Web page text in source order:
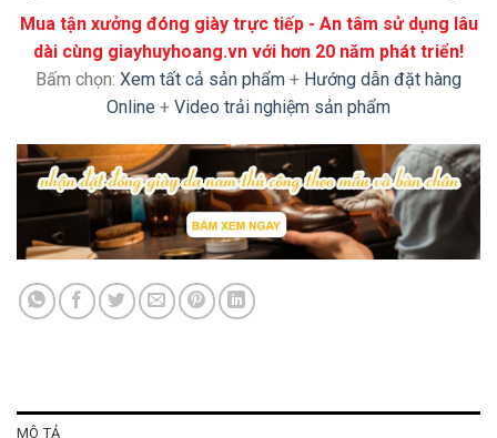
Mua tận xưởng đóng giày trực tiếp - An tâm sử dụng lâu
dài cùng giayhuyhoang.vn với hơn 20 năm phát triển!
Bấm chọn: Xem tất cả sản phẩm + Hướng dẫn đặt hàng
Online + Video trải nghiệm sản phẩm
MÔ TẢ